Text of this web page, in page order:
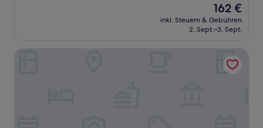
Der
Preis
beträgt
162 €
inkl. Steuern & Gebühren
2. Sept.–3. Sept.